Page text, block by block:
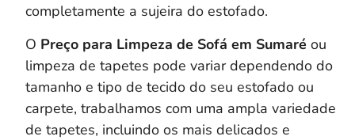
completamente a sujeira do estofado.
O Preço para Limpeza de Sofá em Sumaré ou
limpeza de tapetes pode variar dependendo do
tamanho e tipo de tecido do seu estofado ou
carpete, trabalhamos com uma ampla variedade
de tapetes, incluindo os mais delicados e